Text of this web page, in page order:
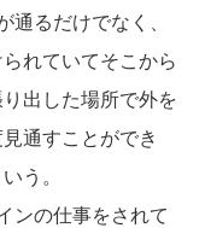
通るだけでなく、
れていてそこから
出した場所で外を
通すことができ
う。
ンの仕事をされて